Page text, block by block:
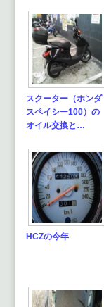
スクーター（ホンダ
スペイシー100）の
オイル交換と…
HCZの今年